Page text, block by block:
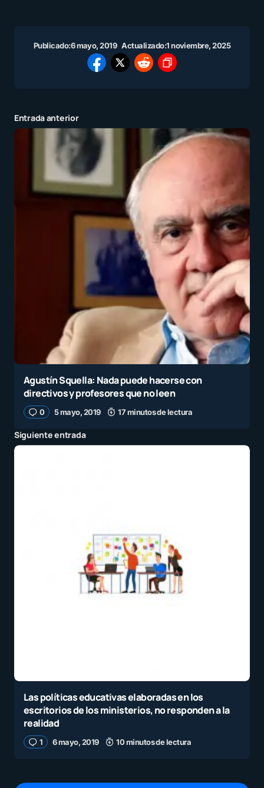
Publicado:6 mayo, 2019 Actualizado:1 noviembre, 2025
Entrada anterior
Agustín Squella: Nada puede hacerse con
directivos y profesores que no leen
0 5 mayo, 2019 17 minutos de lectura
Siguiente entrada
Las políticas educativas elaboradas en los
escritorios de los ministerios, no responden a la
realidad
1 6 mayo, 2019 10 minutos de lectura